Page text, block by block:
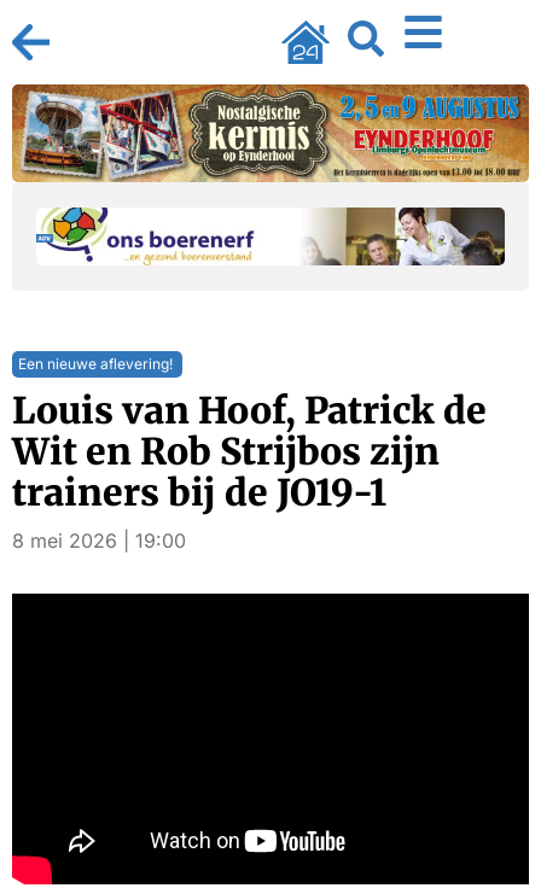
Een nieuwe aflevering!
Louis van Hoof, Patrick de
Wit en Rob Strijbos zijn
trainers bij de JO19-1
8 mei 2026 | 19:00